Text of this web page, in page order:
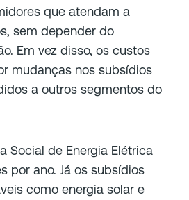
que atendam a
sem depender do
Em vez disso, os custos
mudanças nos subsídios
a outros segmentos do
Social de Energia Elétrica
por ano. Já os subsídios
como energia solar e